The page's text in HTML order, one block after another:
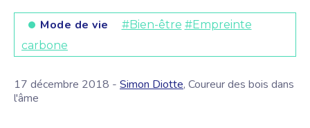
Mode de vie #Bien-être #Empreinte
carbone
17 décembre 2018 - Simon Diotte, Coureur des bois dans
l'âme